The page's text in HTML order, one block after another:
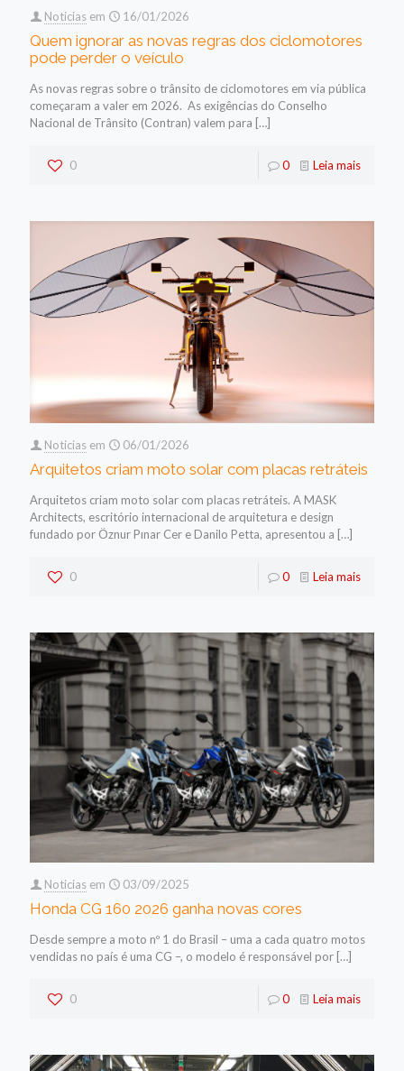
Noticias em 16/01/2026
Quem ignorar as novas regras dos ciclomotores
pode perder o veículo
As novas regras sobre o trânsito de ciclomotores em via pública
começaram a valer em 2026. As exigências do Conselho
Nacional de Trânsito (Contran) valem para […]
0 0 Leia mais
Noticias em 06/01/2026
Arquitetos criam moto solar com placas retráteis
Arquitetos criam moto solar com placas retráteis. A MASK
Architects, escritório internacional de arquitetura e design
fundado por Öznur Pınar Cer e Danilo Petta, apresentou a […]
0 0 Leia mais
Noticias em 03/09/2025
Honda CG 160 2026 ganha novas cores
Desde sempre a moto nº 1 do Brasil – uma a cada quatro motos
vendidas no país é uma CG –, o modelo é responsável por […]
0 0 Leia mais